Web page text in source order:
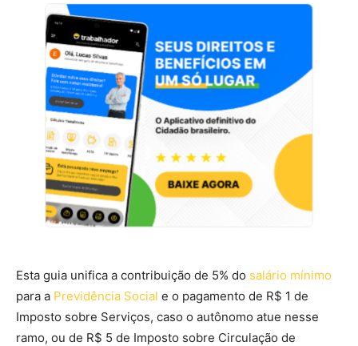
Esta guia unifica a contribuição de 5% do salário mínimo
para a Previdência Social e o pagamento de R$ 1 de
Imposto sobre Serviços, caso o autônomo atue nesse
ramo, ou de R$ 5 de Imposto sobre Circulação de